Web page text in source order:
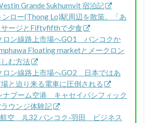
Grande Sukhumvit 宿泊記
ロー(Thong Lo)駅周辺を散策。「あ
サージとFiftyfifthで夕食
ロン線路上市場へGO1 バンコクか
Floating marketとメークロン
む方法
ロン線路上市場へGO2 日本ではあ
と迫り来る電車に圧倒される
ナプーム空港 キャセイパシフィック
ウンジ体験記
空 JL32 バンコク-羽田 ビジネス